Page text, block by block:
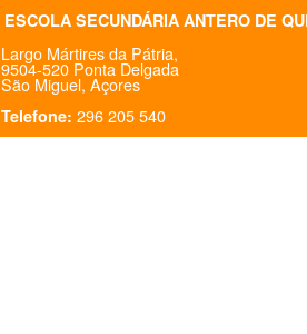
ESCOLA SECUNDÁRIA ANTERO DE
Largo Mártires da Pátria,
9504-520 Ponta Delgada
São Miguel, Açores
Telefone: 296 205 540